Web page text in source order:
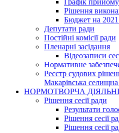
Графік
Рішення
Бюджет на 2021
Депутати ради
Постійні комісії ради
Пленарні засідання
Відеозаписи
Нормативне
Реєстр судових
Макарівська селищна
НОРМОТВОРЧА
Рішення сесії ради
Результати
Рішення сесії
Рішення сесії